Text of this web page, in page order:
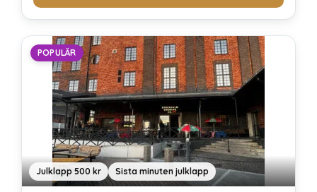
POPULÄR
Julklapp 500 kr Sista minuten julklapp